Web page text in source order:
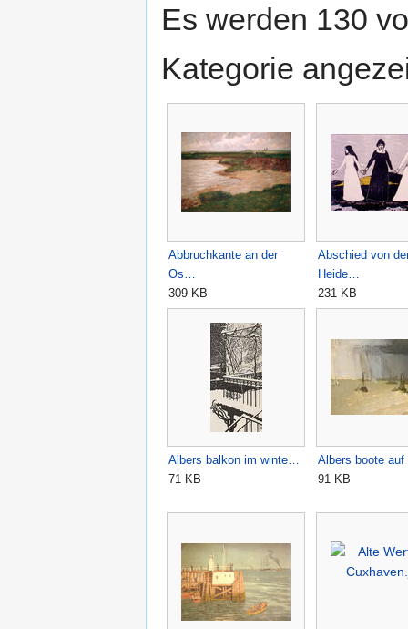
Es werden 130
Kategorie
Abbruchkante an der
Os…
309 KB
Abschied von
Heide…
231 KB
Albers balkon im winte…
71 KB
Albers boote
91 KB